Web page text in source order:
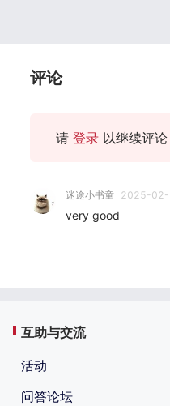
评论
请 登录 以继续评论
迷途小书童 2025-
very good
互助与交流
活动
问答论坛